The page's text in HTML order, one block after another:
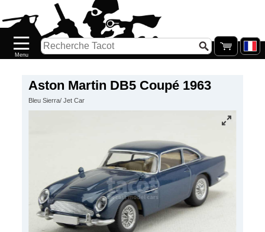
Aston Martin DB5 Coupé 1963
Bleu Sierra/ Jet Car
Nouveautés
Catalogue/Stock
PETITS